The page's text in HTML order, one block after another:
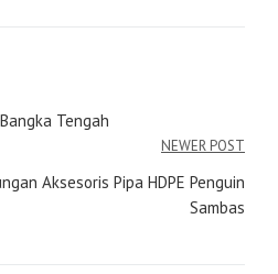
Tengah
NEWER POST
Aksesoris Pipa HDPE Penguin
Sambas